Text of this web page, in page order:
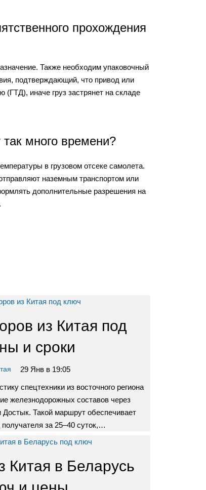
прохождения
Также необходим упаковочный
подтверждающий, что привод или
иначе груз застрянет на складе
много времени?
в грузовом отсеке самолета.
наземным транспортом или
дополнительные разрешения на
из Китая под
и сроки
29 Янв в 19:05
спецтехники из восточного региона
железнодорожных составов через
Такой маршрут обеспечивает
за 25–40 суток,…
Китая в Беларусь